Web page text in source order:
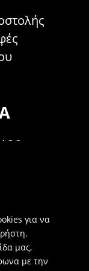
για να
μας,
με την